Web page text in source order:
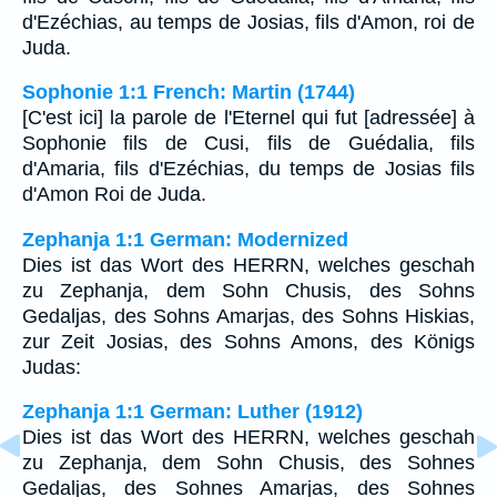
d'Ezéchias, au temps de Josias, fils d'Amon, roi de
Juda.
Sophonie 1:1 French: Martin (1744)
[C'est ici] la parole de l'Eternel qui fut [adressée] à
Sophonie fils de Cusi, fils de Guédalia, fils
d'Amaria, fils d'Ezéchias, du temps de Josias fils
d'Amon Roi de Juda.
Zephanja 1:1 German: Modernized
Dies ist das Wort des HERRN, welches geschah
zu Zephanja, dem Sohn Chusis, des Sohns
Gedaljas, des Sohns Amarjas, des Sohns Hiskias,
zur Zeit Josias, des Sohns Amons, des Königs
Judas:
Zephanja 1:1 German: Luther (1912)
Dies ist das Wort des HERRN, welches geschah
zu Zephanja, dem Sohn Chusis, des Sohnes
Gedaljas, des Sohnes Amarjas, des Sohnes